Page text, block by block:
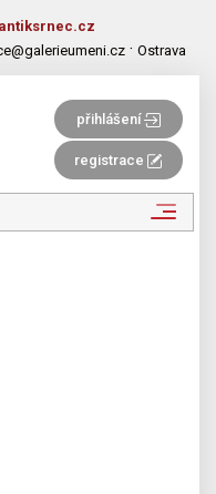
· Ostrava
přihlášení
registrace